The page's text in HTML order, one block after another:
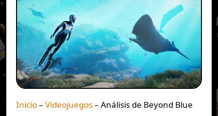
Inicio– Videojuegos– Análisis de Beyond Blue